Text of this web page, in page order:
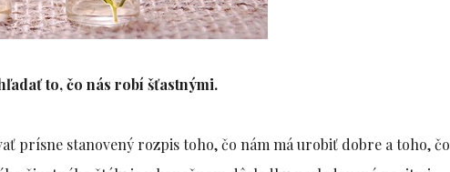
to, čo nás robí šťastnými.
prísne stanovený rozpis toho, čo nám má urobiť dobre a toho, čo